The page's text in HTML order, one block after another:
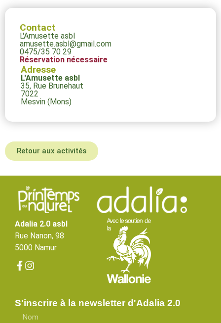
Contact
L'Amusette asbl
amusette.asbl@gmail.com
0475/35 70 29
Réservation nécessaire
Adresse
L'Amusette asbl
35, Rue Brunehaut
7022
Mesvin (Mons)
Retour aux activités
Adalia 2.0 asbl
Rue Nanon, 98
5000 Namur
S'inscrire à la newsletter d'Adalia 2.0